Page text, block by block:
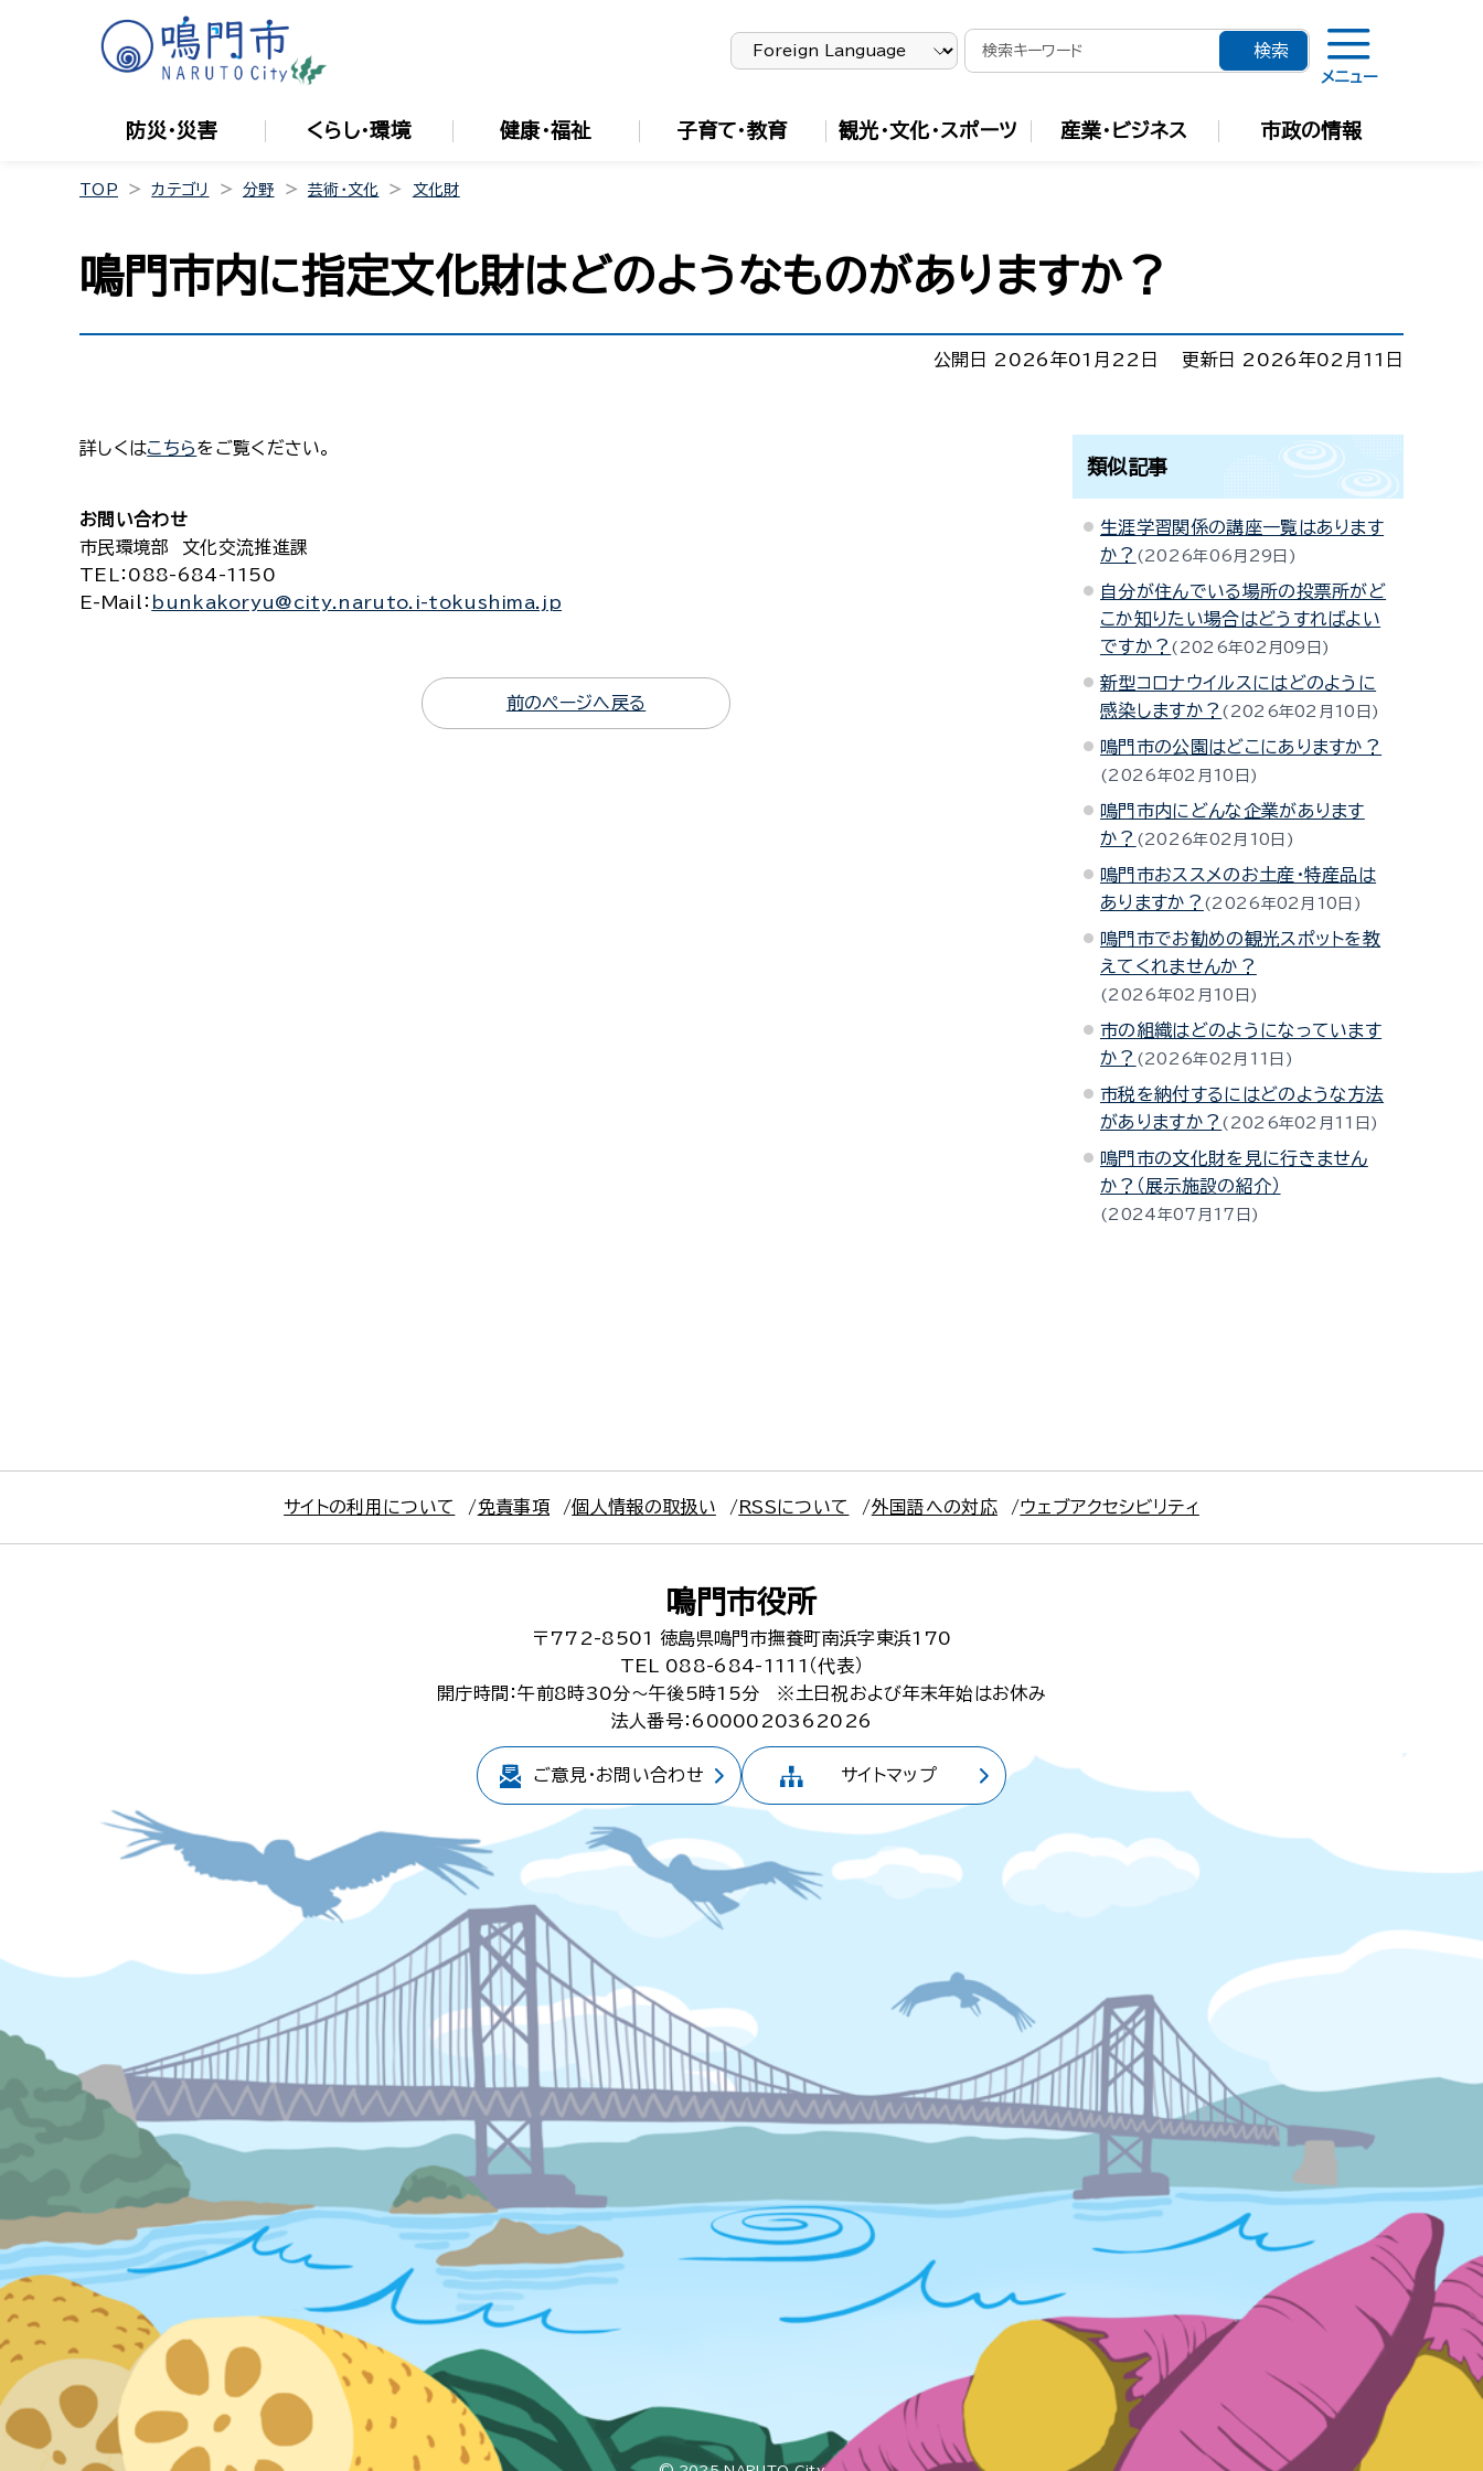
メニュー
防災・災害 くらし・環境 健康・福祉 子育て・教育 観光・文化・スポーツ 産業・ビジネス 市政の情報
TOP カテゴリ 分野 芸術・文化 文化財
鳴門市内に指定文化財はどのようなものがありますか？
公開日 2026年01月22日 更新日 2026年02月11日
詳しくはこちらをご覧ください。
お問い合わせ
市民環境部 文化交流推進課
TEL
：088-684-1150
E-Mail
： bunkakoryu@city.naruto.i-tokushima.jp
前のページへ戻る
類似記事
生涯学習関係の講座一覧はあります
か？
2026年06月29日
自分が住んでいる場所の投票所がど
こか知りたい場合はどうすればよい
ですか？
2026年02月09日
新型コロナウイルスにはどのように
感染しますか？
2026年02月10日
鳴門市の公園はどこにありますか？
2026年02月10日
鳴門市内にどんな企業があります
か？
2026年02月10日
鳴門市おススメのお土産・特産品は
ありますか？
2026年02月10日
鳴門市でお勧めの観光スポットを教
えてくれませんか？
2026年02月10日
市の組織はどのようになっています
か？
2026年02月11日
市税を納付するにはどのような方法
がありますか？
2026年02月11日
鳴門市の文化財を見に行きません
か？（展示施設の紹介）
2024年07月17日
サイトの利用について 免責事項 個人情報の取扱い RSSについて 外国語への対応 ウェブアクセシビリティ
鳴門市役所
〒772-8501
徳島県鳴門市撫養町南浜字東浜170
TEL 088-684-1111（代表）
開庁時間：午前8時30分～午後5時15分
※土日祝および年末年始はお休み
法人番号：6000020362026
ご意見・お問い合わせ サイトマップ